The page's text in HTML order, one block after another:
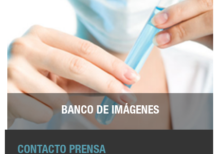
BANCO DE IMÁGENES
CONTACTO PRENSA